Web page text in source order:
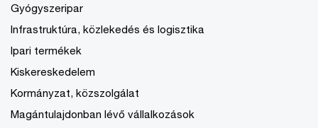
Gyógyszeripar
Infrastruktúra, közlekedés és logisztika
Ipari termékek
Kiskereskedelem
Kormányzat, közszolgálat
Magántulajdonban lévő vállalkozások